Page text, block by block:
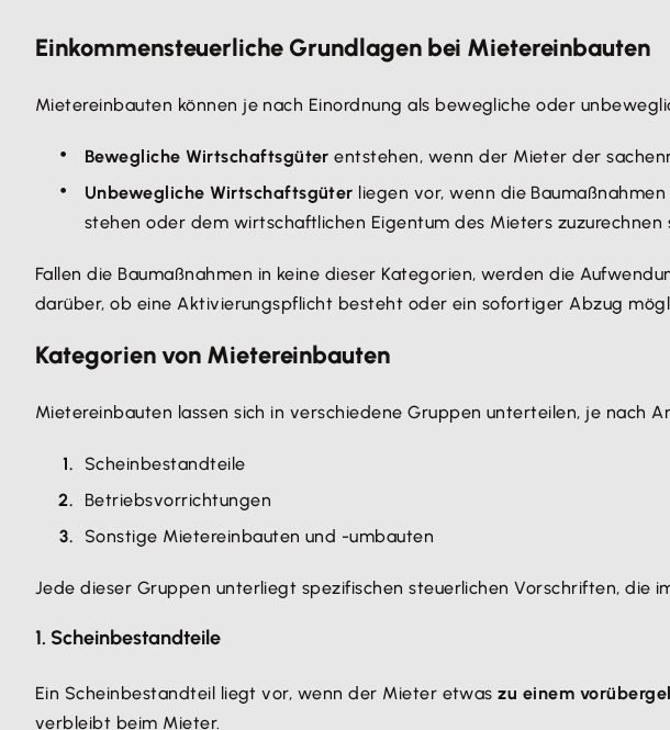
Einkommensteuerliche Grundlagen bei Mietereinbauten
Mietereinbauten können je nach Einordnung als bewegliche oder
Bewegliche Wirtschaftsgüter entstehen, wenn der Mieter der
Unbewegliche Wirtschaftsgüter liegen vor, wenn die
stehen oder dem wirtschaftlichen Eigentum des Mieters zuzurechnen
Fallen die Baumaßnahmen in keine dieser Kategorien, werden die
darüber, ob eine Aktivierungspflicht besteht oder ein sofortiger Abzug
Kategorien von Mietereinbauten
Mietereinbauten lassen sich in verschiedene Gruppen unterteilen, je nach
Scheinbestandteile
Betriebsvorrichtungen
Sonstige Mietereinbauten und -umbauten
Jede dieser Gruppen unterliegt spezifischen steuerlichen Vorschriften, die
1. Scheinbestandteile
Ein Scheinbestandteil liegt vor, wenn der Mieter etwaszu einem
verbleibt beim Mieter.